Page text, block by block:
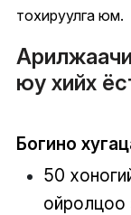
тохируулга юм.
юу хийх
Богино
50
ойролцоо